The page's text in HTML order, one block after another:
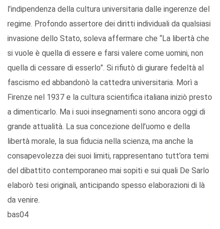
l’indipendenza della cultura universitaria dalle ingerenze del
regime. Profondo assertore dei diritti individuali da qualsiasi
invasione dello Stato, soleva affermare che “La libertà che
si vuole è quella di essere e farsi valere come uomini, non
quella di cessare di esserlo”. Si rifiutò di giurare fedeltà al
fascismo ed abbandonò la cattedra universitaria. Morì a
Firenze nel 1937 e la cultura scientifica italiana iniziò presto
a dimenticarlo. Ma i suoi insegnamenti sono ancora oggi di
grande attualità. La sua concezione dell’uomo e della
libertà morale, la sua fiducia nella scienza, ma anche la
consapevolezza dei suoi limiti, rappresentano tutt’ora temi
del dibattito contemporaneo mai sopiti e sui quali De Sarlo
elaborò tesi originali, anticipando spesso elaborazioni di là
da venire.
bas04